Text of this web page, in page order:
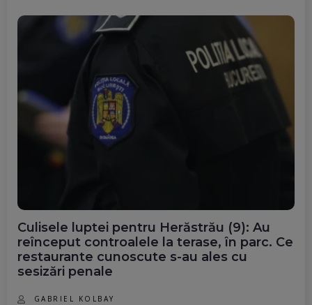
Culisele luptei pentru Herăstrău (9): Au
reînceput controalele la terase, în parc. Ce
restaurante cunoscute s-au ales cu
sesizări penale
GABRIEL KOLBAY